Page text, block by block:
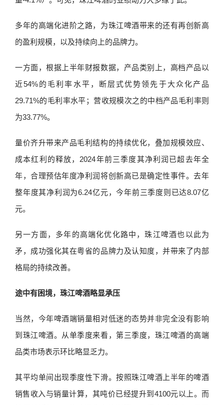
多年的高端化进阶之路，为珠江啤酒带来的还有再创新高
的盈利规模，以及持续向上的品牌力。
一方面，根据上半年财报数据，产品类别上，高档产品以
近54%的毛利率水平，断层式优势领先于大众化产品
29.71%的毛利率水平；营收规模次之的中档产品毛利率则
为33.77%。
量价齐升带来产品毛利结构的持续优化，叠加规模效应、
成本红利的释放，2024年前三季度其净利润已超去年全
年，合理预估年度净利润将创新高已是确定性事件。去年
整年度其净利润为6.24亿元，今年前三季度则已达8.07亿
元。
另一方面，多年的高端化优化路中，珠江啤酒也以此为
矛，成功强化其在粤省的品牌力及认知度，并带来了内部
格局的持续改善。
途中有困境，珠江啤酒略显承压
当然，今年啤酒端销量相对低迷的态势并非完全没有影响
到珠江啤酒。从单季度来看，第三季度，珠江啤酒的高端
品类市场表示环比略显乏力。
其平均单间出现季度性下滑。按照珠江啤酒上半年的啤酒
销售收入与销量计算，其吨价已经提升到4100元以上。而